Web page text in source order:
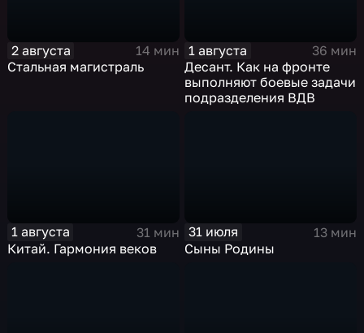
2 августа
14 мин
Стальная магистраль
1 августа
36 мин
Десант. Как на фронте
выполняют боевые задачи
подразделения ВДВ
1 августа
31 мин
Китай. Гармония веков
31 июля
13 мин
Сыны Родины